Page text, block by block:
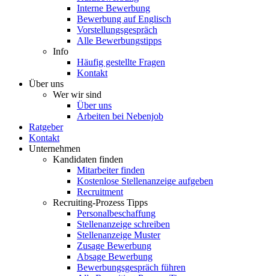
Interne Bewerbung
Bewerbung auf Englisch
Vorstellungsgespräch
Alle Bewerbungstipps
Info
Häufig gestellte Fragen
Kontakt
Über uns
Wer wir sind
Über uns
Arbeiten bei Nebenjob
Ratgeber
Kontakt
Unternehmen
Kandidaten finden
Mitarbeiter finden
Kostenlose Stellenanzeige aufgeben
Recruitment
Recruiting-Prozess Tipps
Personalbeschaffung
Stellenanzeige schreiben
Stellenanzeige Muster
Zusage Bewerbung
Absage Bewerbung
Bewerbungsgespräch führen